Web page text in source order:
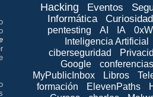
Hacking Eventos
Informática
pentesting AI IA
Inteligencia Artificial
ciberseguridad
Google
conferencias
MyPublicInbox
Libros
formación
ElevenPaths